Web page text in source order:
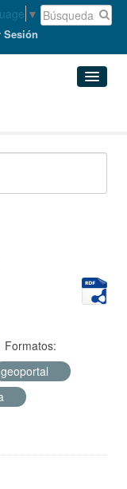
▼
Sesión
Formatos:
geoportal